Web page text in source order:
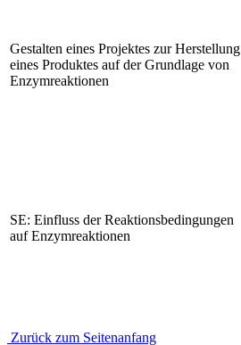
Gestalten eines Projektes zur Herstellung
eines Produktes auf der Grundlage von
Enzymreaktionen
SE: Einfluss der Reaktionsbedingungen
auf Enzymreaktionen
Zurück zum Seitenanfang